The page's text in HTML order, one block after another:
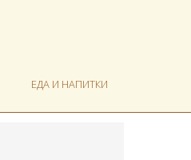
ЕДА И НАПИТКИ